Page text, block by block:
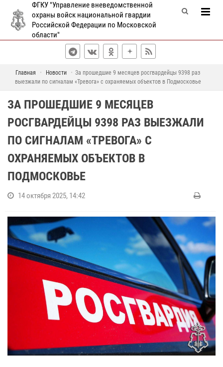
ФГКУ "Управление вневедомственной
охраны войск национальной гвардии
Российской Федерации по Московской
области"
Главная Новости
За прошедшие 9 месяцев росгвардейцы 9398 раз
выезжали по сигналам «Тревога» с охраняемых объектов в Подмосковье
ЗА ПРОШЕДШИЕ 9 МЕСЯЦЕВ
РОСГВАРДЕЙЦЫ 9398 РАЗ ВЫЕЗЖАЛИ
ПО СИГНАЛАМ «ТРЕВОГА» С
ОХРАНЯЕМЫХ ОБЪЕКТОВ В
ПОДМОСКОВЬЕ
14 октября 2025, 14:42